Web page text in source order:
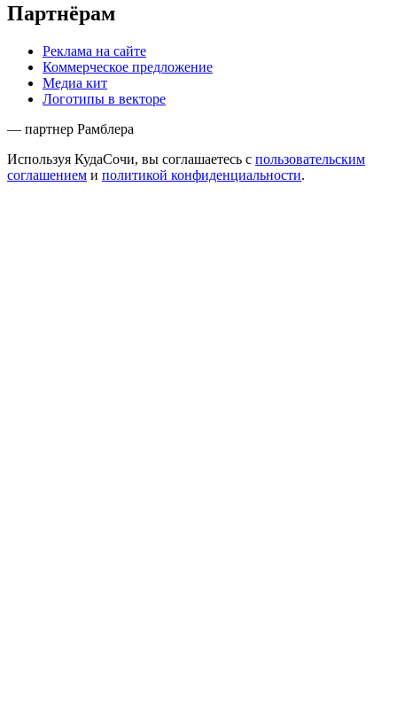
Партнёрам
Реклама на сайте
Коммерческое предложение
Медиа кит
Логотипы в векторе
— партнер Рамблера
Используя КудаСочи, вы соглашаетесь с пользовательским
соглашением и политикой конфиденциальности.